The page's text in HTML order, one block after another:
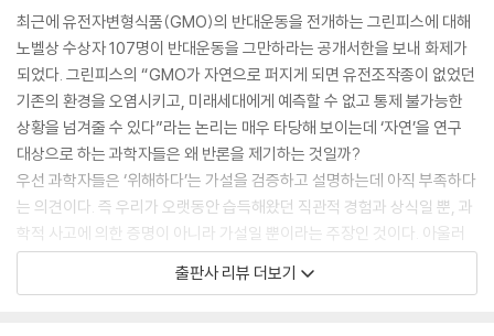
아무리 유명한 과학자의 이론이라도, 실험결과가 예측한 것과 다르면 그의
이론은 폐기된다. 물리학의 아버지라 불리는 뉴턴이지만, 빠른 속도로 움
직이는 물체에서 그의 이론은 잘못된 예측을 내놓는다. 특허청에서 일하는
말단 직원이라도, 그의 이론이 재현가능한 예측을 내놓는다면 그가 맞는
거다. 바로 아인슈타인이다. 그래서인지 물리학자들은 권위주의에 알레르
기 반응을 보인다. 이론이 옳다면 재현가능한 증거를 보이면 그만인 것이
다. 증거가 불충분할 때는 모른다고 말하며 판단을 유보하는 것이 과학적
인 자세이다. --- pp.126-127
인간은 완벽하게 합리적이지 않다. 더구나 인간은 존재하지도 않는 상상을
믿는다. 우리가 가치 있다고 생각하는 대부분의 것들은 실제로 존재하지
않는 상상이다. 인공지능이 존재하는 세상의 모습을 바꿀 수 있을지라도
최근에 유전자변형식품(GMO)의 반대운동을 전개하는 그린피스에 대해
노벨상 수상자 107명이 반대운동을 그만하라는 공개서한을 보내 화제가
되었다. 그린피스의 “GMO가 자연으로 퍼지게 되면 유전조작종이 없었던
기존의 환경을 오염시키고, 미래세대에게 예측할 수 없고 통제 불가능한
상황을 넘겨줄 수 있다”라는 논리는 매우 타당해 보이는데 ‘자연’을 연구
대상으로 하는 과학자들은 왜 반론을 제기하는 것일까?
우선 과학자들은 ‘위해하다’는 가설을 검증하고 설명하는데 아직 부족하다
는 의견이다. 즉 우리가 오랫동안 습득해왔던 직관적 경험과 상식일 뿐, 과
학적 사고에 의한 증명이 아니라 가설일 뿐이라는 주장인 것이다. 아울러
과학의 역사, 즉 생명의 진화는 끊임없이 유전자를 변형해 온 역사이며 그
것이 ‘비자연적’ 일이라 단정지울 수 없다는 것이다.
출판사 리뷰 더보기